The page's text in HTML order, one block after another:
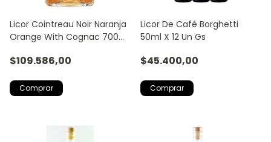
Licor Cointreau Noir Naranja
Orange With Cognac 700ml
$109.586,00
Licor De Café Borghetti
50ml X 12 Un Gs
$45.400,00